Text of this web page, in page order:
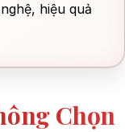
hiệu quả
Chọn